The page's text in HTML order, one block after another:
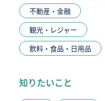
不動産・金融
観光・レジャー
飲料・食品・日用品
知りたいこと